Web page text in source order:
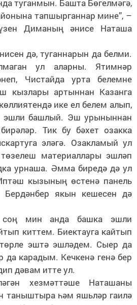
туганмын. Башта Бөгелмәгә,
тапшырганнар мине”, –
Диманың әнисе Наташа
дә, туганнарын да белми.
ул аларны. Ятимнәр
Чистайда урта белемне
кызлары артыннан Казанга
ике ел белем алып,
эшли башлый. Эш урыныннан
Тик бу бәхет озакка
эләгә. Озакламый ул
материаллары эшләп
урнаша. Әмма биредә дә ул
кызының өстенә панель
Бердәнбер якын кешесен дә
соң мин анда башка эшли
киттем. Биектауга кайтып
эштә эшләдем. Сыер да
да карадым. Кечкенә генә бер
дәвам итте ул.
хезмәттәше Наташаны
таныштыра һәм яшьләр гаилә